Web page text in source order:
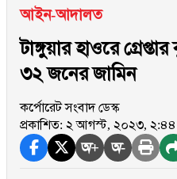
আইন-আদালত
টাঙ্গুয়ার হাওরে
৩২ জনের জামিন
কর্পোরেট সংবাদ ডেস্ক
প্রকাশিত: ২ আগস্ট, ২০২৩, ২:৪৪
অ+ অ-